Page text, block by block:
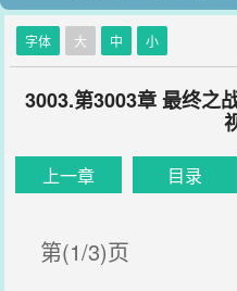
字体 大 中 小
3003.第3003章 最终之
上一章 目录
第(1/3)页